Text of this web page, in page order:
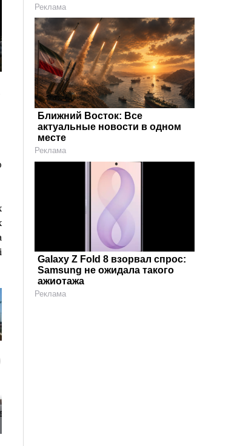
одежды по
Реклама
Ближний Восток: Все
актуальные новости в одном
месте
Реклама
Galaxy Z Fold 8 взорвал спрос:
Samsung не ожидала такого
ажиотажа
Реклама